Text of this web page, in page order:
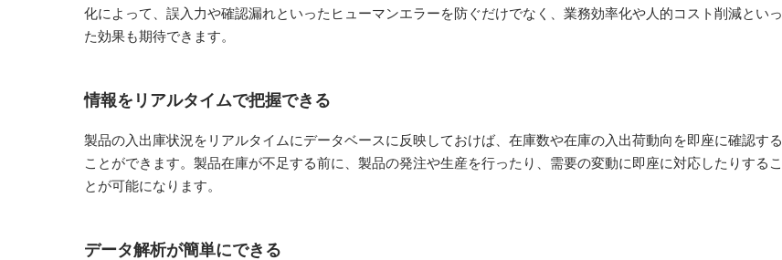
化によって、誤入力や確認漏れといったヒューマンエラーを防ぐだけでなく、業務効率化や人的コスト削減といっ
た効果も期待できます。
情報をリアルタイムで把握できる
製品の入出庫状況をリアルタイムにデータベースに反映しておけば、在庫数や在庫の入出荷動向を即座に確認する
ことができます。製品在庫が不足する前に、製品の発注や生産を行ったり、需要の変動に即座に対応したりするこ
とが可能になります。
データ解析が簡単にできる